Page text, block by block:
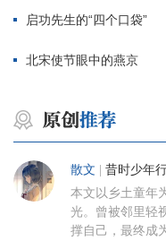
启功先生的“四个口袋”
北宋使节眼中的燕京
散文 昔时少年
本文以乡土童年
光。曾被邻里轻
撑自己，最终成